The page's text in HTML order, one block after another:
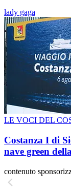
lady gaga
LE VOCI DEL
Costanza I di
nave green
contenuto